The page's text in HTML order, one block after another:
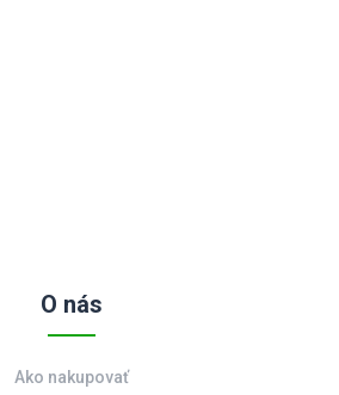
O nás
Ako nakupovať